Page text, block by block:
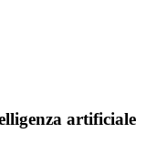
artificiale